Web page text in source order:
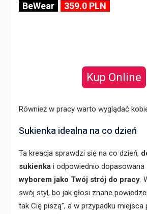
BeWear 359.0 PLN
Kup Online
Również w pracy warto wyglądać
Sukienka idealna na co dzień
Ta kreacja sprawdzi się na co dzień,
sukienkai odpowiednio dopasowana
wyborem jako Twój strój do pracy.
swój styl, bo jak głosi znane
tak Cię piszą”, a w przypadku miejsca